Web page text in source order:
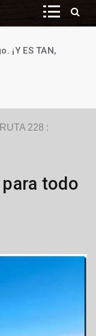
¡Y ES TAN,
RUTA 228 :
todo